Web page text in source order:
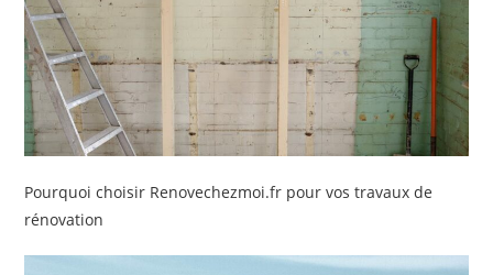
Pourquoi choisir Renovechezmoi.fr pour vos travaux de
rénovation